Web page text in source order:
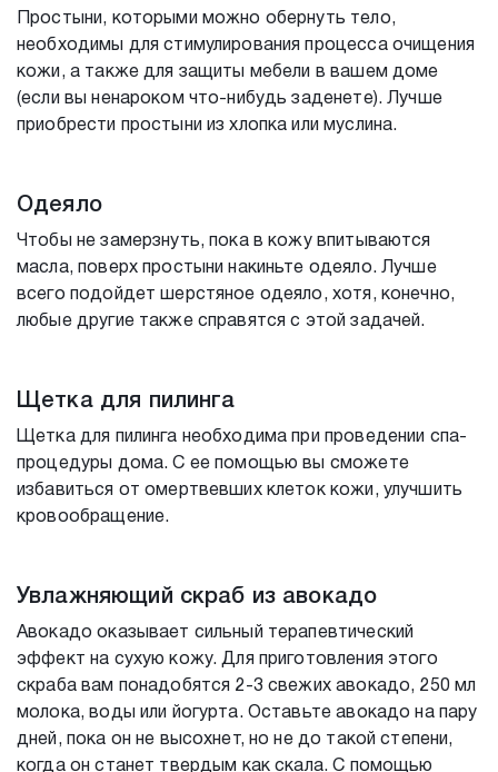
Простыни, которыми можно обернуть тело,
необходимы для стимулирования процесса очищения
кожи, а также для защиты мебели в вашем доме
(если вы ненароком что-нибудь заденете). Лучше
приобрести простыни из хлопка или муслина.
Одеяло
Чтобы не замерзнуть, пока в кожу впитываются
масла, поверх простыни накиньте одеяло. Лучше
всего подойдет шерстяное одеяло, хотя, конечно,
любые другие также справятся с этой задачей.
Щетка для пилинга
Щетка для пилинга необходима при проведении спа-
процедуры дома. С ее помощью вы сможете
избавиться от омертвевших клеток кожи, улучшить
кровообращение.
Увлажняющий скраб из авокадо
Авокадо оказывает сильный терапевтический
эффект на сухую кожу. Для приготовления этого
скраба вам понадобятся 2-3 свежих авокадо, 250 мл
молока, воды или йогурта. Оставьте авокадо на пару
дней, пока он не высохнет, но не до такой степени,
когда он станет твердым как скала. С помощью